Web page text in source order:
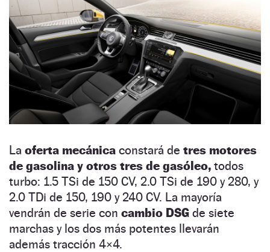
La oferta mecánica constará de tres motores
de gasolina y otros tres de gasóleo, todos
turbo: 1.5 TSi de 150 CV, 2.0 TSi de 190 y 280, y
2.0 TDi de 150, 190 y 240 CV. La mayoría
vendrán de serie con cambio DSG de siete
marchas y los dos más potentes llevarán
además tracción 4×4.